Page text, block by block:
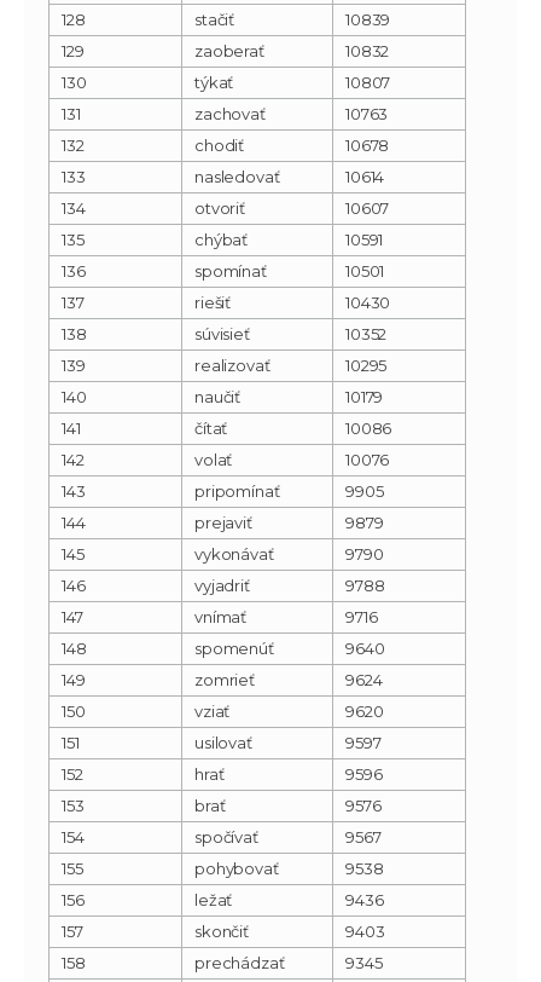
128
stačiť
10839
129
zaoberať
10832
130
týkať
10807
131
zachovať
10763
132
chodiť
10678
133
nasledovať
10614
134
otvoriť
10607
135
chýbať
10591
136
spomínať
10501
137
riešiť
10430
138
súvisieť
10352
139
realizovať
10295
140
naučiť
10179
141
čítať
10086
142
volať
10076
143
pripomínať
9905
144
prejaviť
9879
145
vykonávať
9790
146
vyjadriť
9788
147
vnímať
9716
148
spomenúť
9640
149
zomrieť
9624
150
vziať
9620
151
usilovať
9597
152
hrať
9596
153
brať
9576
154
spočívať
9567
155
pohybovať
9538
156
ležať
9436
157
skončiť
9403
158
prechádzať
9345